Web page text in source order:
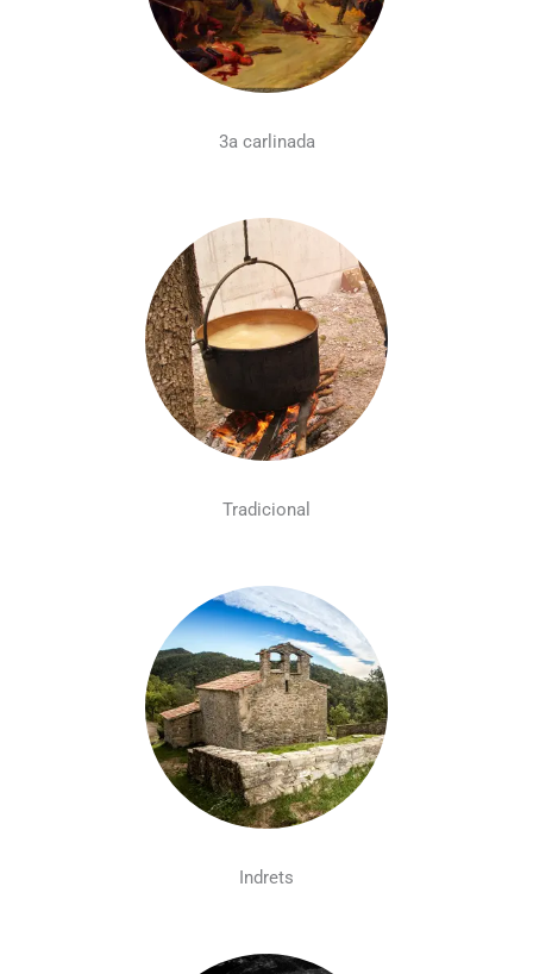
3a carlinada
Tradicional
Indrets